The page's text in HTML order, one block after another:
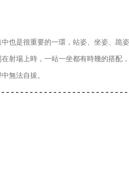
也是很重要的一環，站姿、坐姿、跪
射場上時，一站一坐都有時幾的搭配
無法自拔。